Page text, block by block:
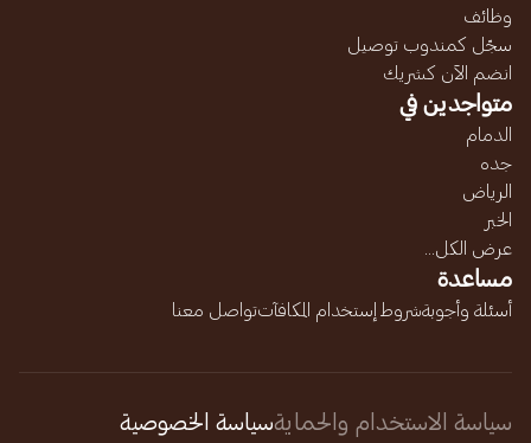
وظائف
سجّل كمندوب توصيل
انضم الآن كشريك
متواجدين في
الدمام
جده
الرياض
الخبر
عرض الكل...
مساعدة
أسئلة وأجوبةشروط إستخدام المكافآتتواصل معنا
سياسة الاستخدام والحمايةسياسة الخصوصية